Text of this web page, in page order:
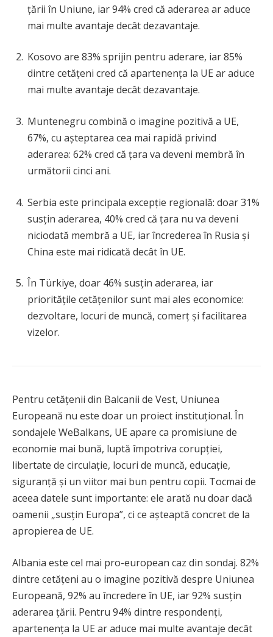
țării în Uniune, iar 94% cred că aderarea ar aduce
mai multe avantaje decât dezavantaje.
Kosovo are 83% sprijin pentru aderare, iar 85%
dintre cetățeni cred că apartenența la UE ar aduce
mai multe avantaje decât dezavantaje.
Muntenegru combină o imagine pozitivă a UE,
67%, cu așteptarea cea mai rapidă privind
aderarea: 62% cred că țara va deveni membră în
următorii cinci ani.
Serbia este principala excepție regională: doar 31%
susțin aderarea, 40% cred că țara nu va deveni
niciodată membră a UE, iar încrederea în Rusia și
China este mai ridicată decât în UE.
În Türkiye, doar 46% susțin aderarea, iar
prioritățile cetățenilor sunt mai ales economice:
dezvoltare, locuri de muncă, comerț și facilitarea
vizelor.
Pentru cetățenii din Balcanii de Vest, Uniunea
Europeană nu este doar un proiect instituțional. În
sondajele WeBalkans, UE apare ca promisiune de
economie mai bună, luptă împotriva corupției,
libertate de circulație, locuri de muncă, educație,
siguranță și un viitor mai bun pentru copii. Tocmai de
aceea datele sunt importante: ele arată nu doar dacă
oamenii „susțin Europa”, ci ce așteaptă concret de la
apropierea de UE.
Albania este cel mai pro-european caz din sondaj. 82%
dintre cetățeni au o imagine pozitivă despre Uniunea
Europeană, 92% au încredere în UE, iar 92% susțin
aderarea țării. Pentru 94% dintre respondenți,
apartenența la UE ar aduce mai multe avantaje decât